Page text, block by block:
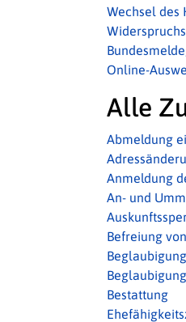
Wechsel des
Online-
Alle
Abmeldung
Anmeldung
An- und
Befreiung
Bestattung